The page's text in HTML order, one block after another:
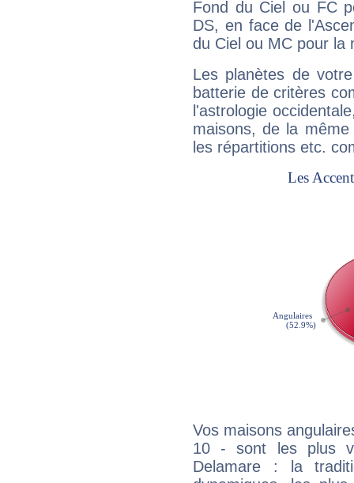
Fond du Ciel ou FC
DS, en face de
du Ciel ou MC pour la
Les planètes de
batterie de critères
l'astrologie
maisons, de la
les répartitions etc.
Vos maisons
10 - sont les plus
Delamare : la